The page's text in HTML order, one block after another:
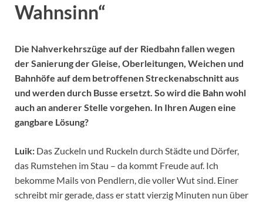
Wahnsinn“
Die Nahverkehrszüge auf der Riedbahn fallen wegen
der Sanierung derGleise, Oberleitungen, Weichen und
Bahnhöfe auf dem betroffenen Streckenabschnitt aus
und werden durch Busse ersetzt. So wird die Bahn wohl
auch an anderer Stelle vorgehen. In Ihren Augen eine
gangbare Lösung?
Luik: Das Zuckeln und Ruckeln durch Städte und Dörfer,
das Rumstehen im Stau – da kommt Freude auf. Ich
bekomme Mails von Pendlern, die voller Wut sind. Einer
schreibt mir gerade, dass er statt vierzig Minuten nun über